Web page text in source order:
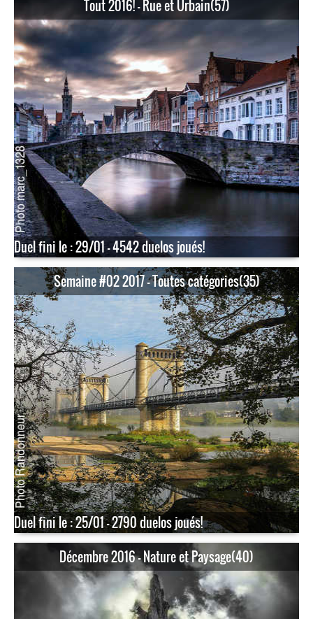
Tout 2016! - Rue et Urbain(57)
Duel fini le : 29/01 - 4542 duelos joués!
Semaine #02 2017 - Toutes catégories(35)
Duel fini le : 25/01 - 2790 duelos joués!
Décembre 2016 - Nature et Paysage(40)